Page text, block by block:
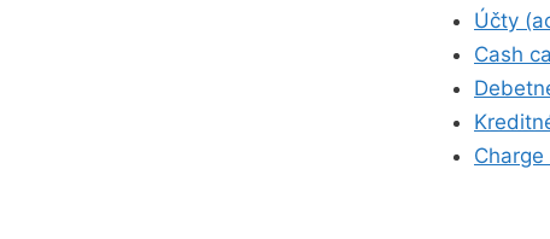
Účty
Cash
Charge